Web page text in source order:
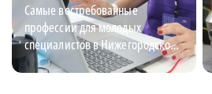
Самые востребованные
профессии для молодых
специалистов в Нижегородской
области